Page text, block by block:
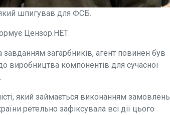
шпигував для ФСБ.
Цензор.НЕТ.
загарбників, агент повинен був
виробництва компонентів для сучасної
який займається виконанням замовлень
ретельно зафіксувала всі дії цього